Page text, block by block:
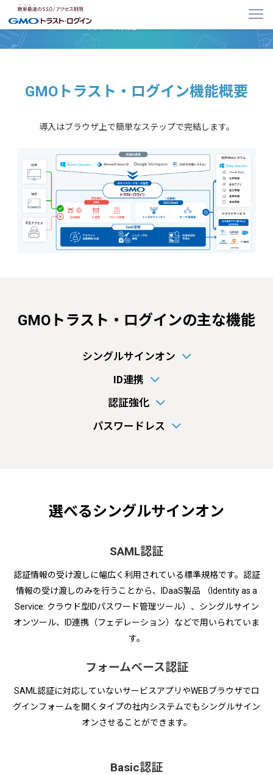
各種機能について
GMOトラスト・ログイン機能概要
導入はブラウザ上で簡単なステップで完結します。
GMOトラスト・ログインの主な機能
シングルサインオン
ID連携
認証強化
パスワードレス
選べるシングルサインオン
SAML認証
認証情報の受け渡しに幅広く利用されている標準規格です。認証
情報の受け渡しのみを行うことから、IDaaS製品 （Identity as a
Service: クラウド型IDパスワード管理ツール）、シングルサイン
オンツール、ID連携（フェデレーション）などで用いられていま
す。
フォームベース認証
SAML認証に対応していないサービスアプリやWEBブラウザでロ
グインフォームを開くタイプの社内システムでもシングルサイン
オンさせることができます。
Basic認証